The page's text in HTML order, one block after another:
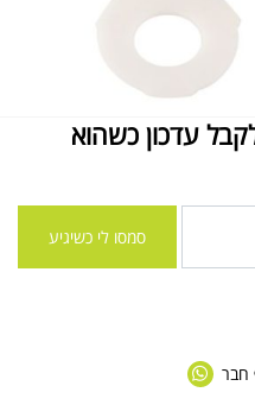
עדכון כשהוא
סמסו לי כשיגיע
חבר